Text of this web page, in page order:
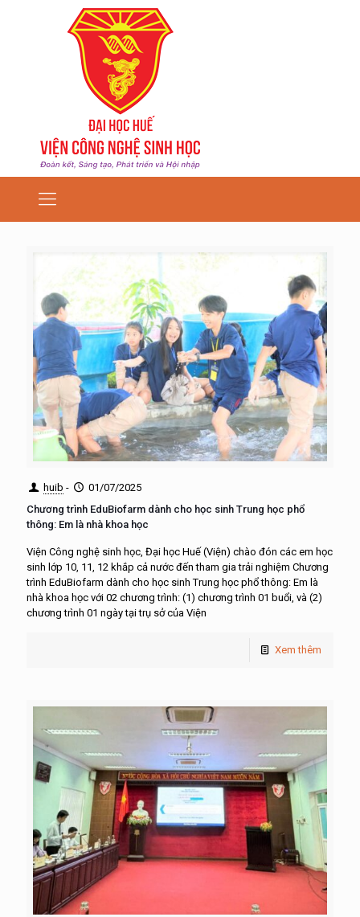
huib -
01/07/2025
Chương trình EduBiofarm dành cho học sinh Trung học phổ
thông: Em là nhà khoa học
Viện Công nghệ sinh học, Đại học Huế (Viện) chào đón các em học
sinh lớp 10, 11, 12 khắp cả nước đến tham gia trải nghiệm Chương
trình EduBiofarm dành cho học sinh Trung học phổ thông: Em là
nhà khoa học với 02 chương trình: (1) chương trình 01 buổi, và (2)
chương trình 01 ngày tại trụ sở của Viện
Xem thêm